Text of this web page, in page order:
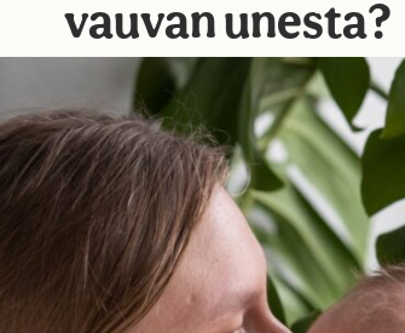
vauvan unesta?